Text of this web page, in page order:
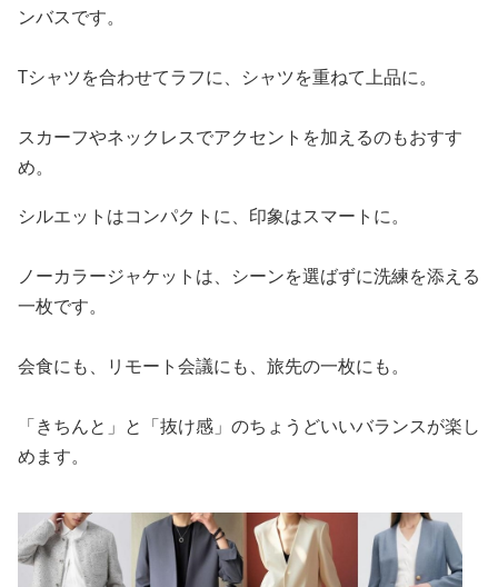
ンバスです。
Tシャツを合わせてラフに、シャツを重ねて上品に。
スカーフやネックレスでアクセントを加えるのもおすす
め。
シルエットはコンパクトに、印象はスマートに。
ノーカラージャケットは、シーンを選ばずに洗練を添える
一枚です。
会食にも、リモート会議にも、旅先の一枚にも。
「きちんと」と「抜け感」のちょうどいいバランスが楽し
めます。